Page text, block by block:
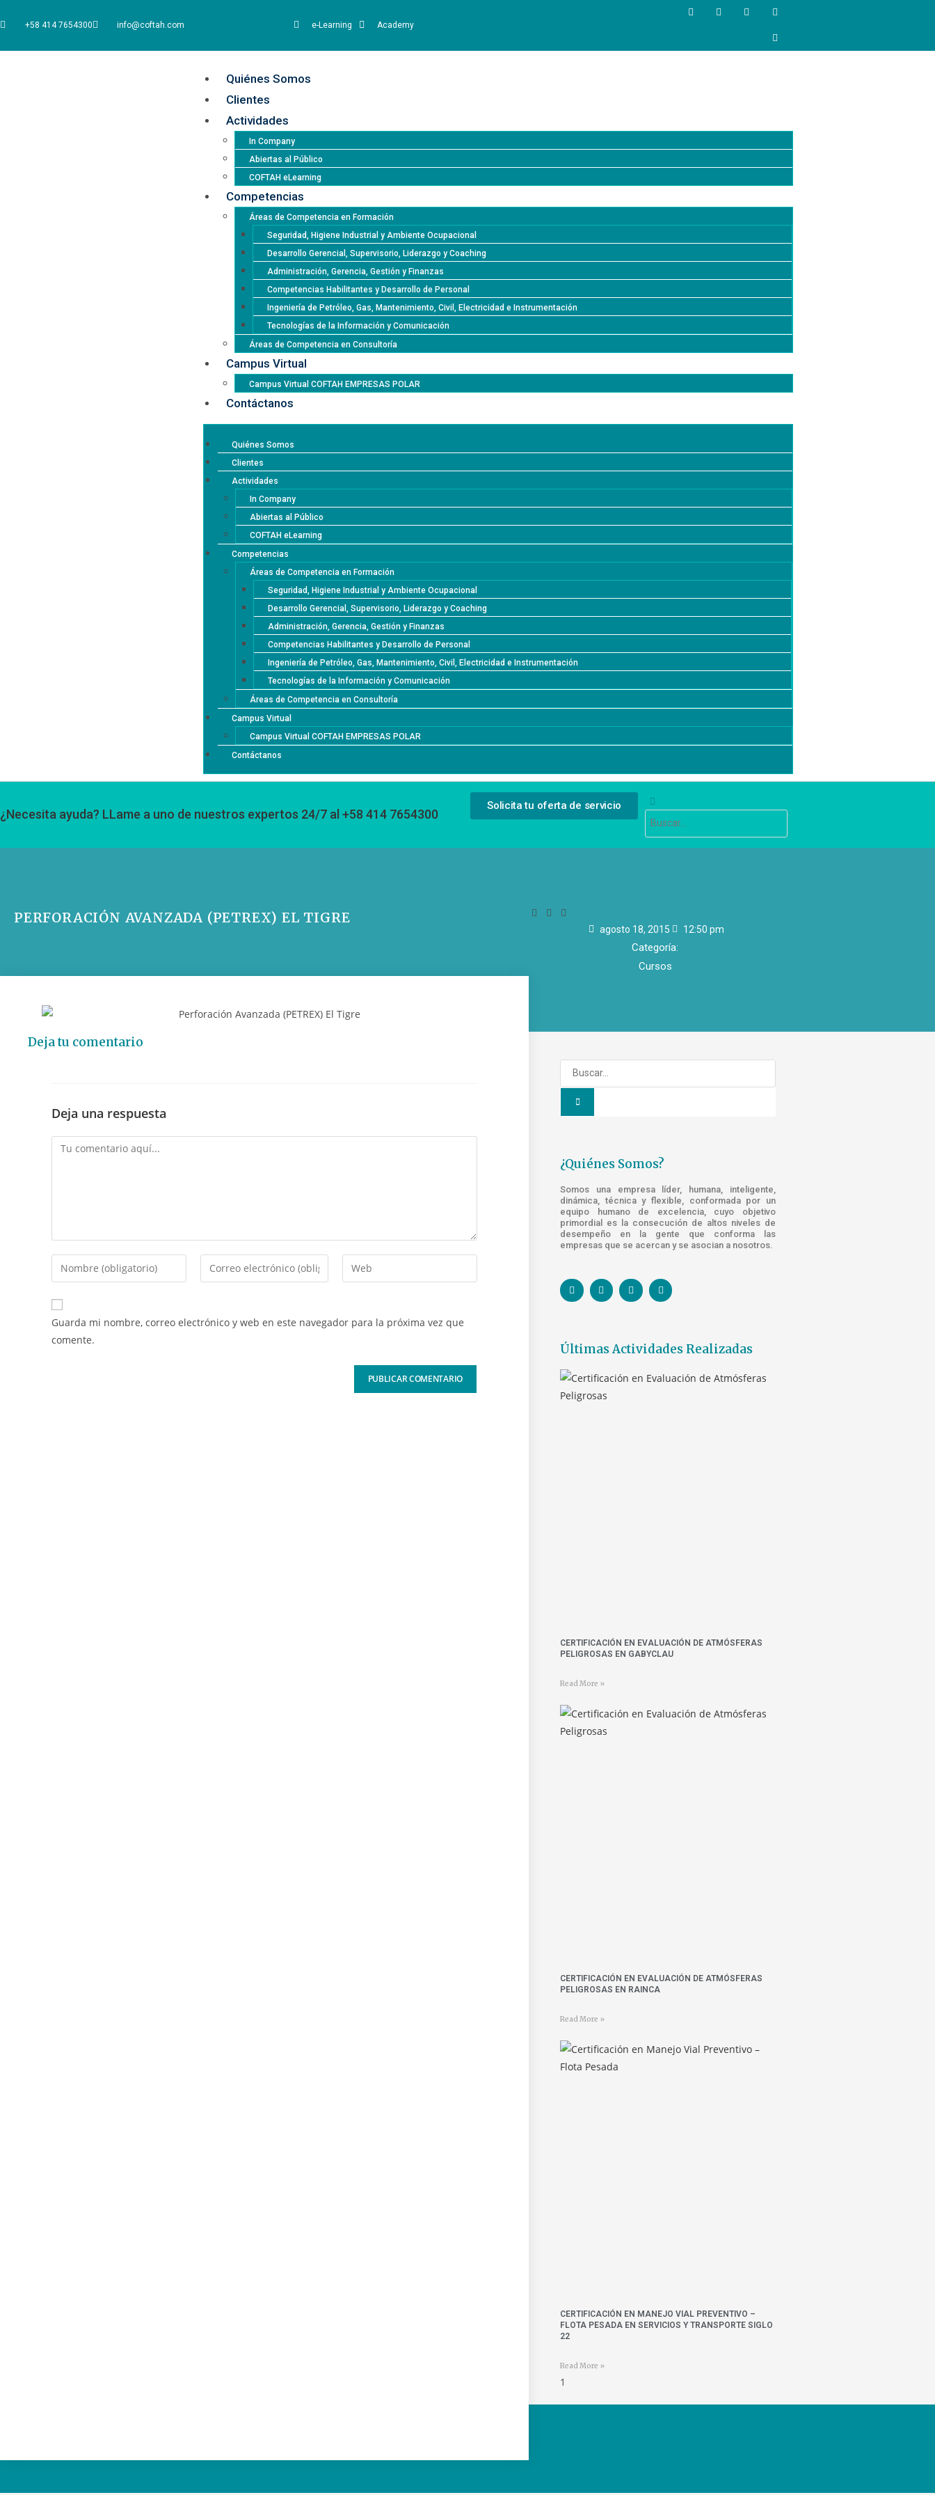
+58 414 7654300 info@coftah.com e-Learning Academy
Quiénes Somos
Clientes
Actividades
In Company
Abiertas al Público
COFTAH eLearning
Competencias
Áreas de Competencia en Formación
Seguridad, Higiene Industrial y Ambiente Ocupacional
Desarrollo Gerencial, Supervisorio, Liderazgo y Coaching
Administración, Gerencia, Gestión y Finanzas
Competencias Habilitantes y Desarrollo de Personal
Ingeniería de Petróleo, Gas, Mantenimiento, Civil, Electricidad e Instrumentación
Tecnologías de la Información y Comunicación
Áreas de Competencia en Consultoría
Campus Virtual
Campus Virtual COFTAH EMPRESAS POLAR
Contáctanos
Quiénes Somos
Clientes
Actividades
In Company
Abiertas al Público
COFTAH eLearning
Competencias
Áreas de Competencia en Formación
Seguridad, Higiene Industrial y Ambiente Ocupacional
Desarrollo Gerencial, Supervisorio, Liderazgo y Coaching
Administración, Gerencia, Gestión y Finanzas
Competencias Habilitantes y Desarrollo de Personal
Ingeniería de Petróleo, Gas, Mantenimiento, Civil, Electricidad e Instrumentación
Tecnologías de la Información y Comunicación
Áreas de Competencia en Consultoría
Campus Virtual
Campus Virtual COFTAH EMPRESAS POLAR
Contáctanos
¿Necesita ayuda? LLame a uno de nuestros expertos 24/7 al +58 414 7654300
Solicita tu oferta de servicio
PERFORACIÓN AVANZADA (PETREX) EL TIGRE
agosto 18, 2015 12:50 pm
Categoría:
Cursos
Deja tu comentario
Deja una respuesta
Guarda mi nombre, correo electrónico y web en este navegador para la próxima vez que
comente.
¿Quiénes Somos?
Somos una empresa líder, humana, inteligente,
dinámica, técnica y flexible, conformada por un
equipo humano de excelencia, cuyo objetivo
primordial es la consecución de altos niveles de
desempeño en la gente que conforma las
empresas que se acercan y se asocian a nosotros.
Últimas Actividades Realizadas
CERTIFICACIÓN EN EVALUACIÓN DE ATMÓSFERAS
PELIGROSAS EN GABYCLAU
Read More »
CERTIFICACIÓN EN EVALUACIÓN DE ATMÓSFERAS
PELIGROSAS EN RAINCA
Read More »
CERTIFICACIÓN EN MANEJO VIAL PREVENTIVO –
FLOTA PESADA EN SERVICIOS Y TRANSPORTE SIGLO
22
Read More »